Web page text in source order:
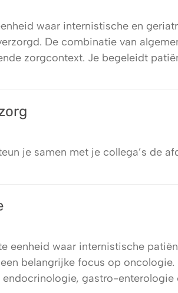
waar internistische en
De combinatie van
zorgcontext. Je begeleidt
je samen met je collega’s de
eenheid waar internistische
belangrijke focus op
gastro-enterologie